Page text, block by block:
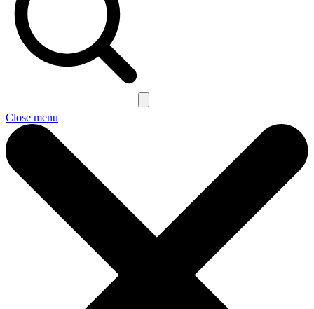
Close menu